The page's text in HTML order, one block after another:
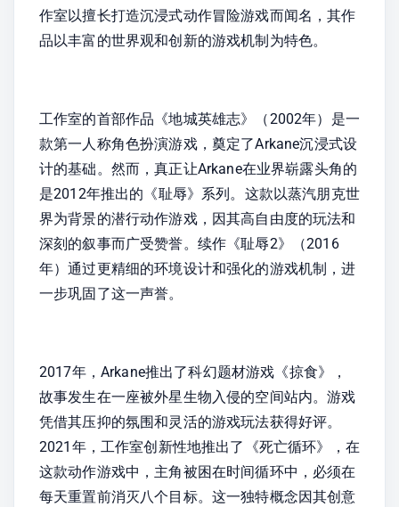
作室以擅长打造沉浸式动作冒险游戏而闻名，其作
品以丰富的世界观和创新的游戏机制为特色。
工作室的首部作品《地城英雄志》（2002年）是一
款第一人称角色扮演游戏，奠定了Arkane沉浸式设
计的基础。然而，真正让Arkane在业界崭露头角的
是2012年推出的《耻辱》系列。这款以蒸汽朋克世
界为背景的潜行动作游戏，因其高自由度的玩法和
深刻的叙事而广受赞誉。续作《耻辱2》（2016
年）通过更精细的环境设计和强化的游戏机制，进
一步巩固了这一声誉。
2017年，Arkane推出了科幻题材游戏《掠食》，
故事发生在一座被外星生物入侵的空间站内。游戏
凭借其压抑的氛围和灵活的游戏玩法获得好评。
2021年，工作室创新性地推出了《死亡循环》，在
这款动作游戏中，主角被困在时间循环中，必须在
每天重置前消灭八个目标。这一独特概念因其创意